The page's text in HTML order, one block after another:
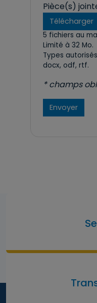
Pièce(s)
Télécharger
5 fichiers au
Limité à 32 Mo.
Types
docx, odf, rtf.
* champs